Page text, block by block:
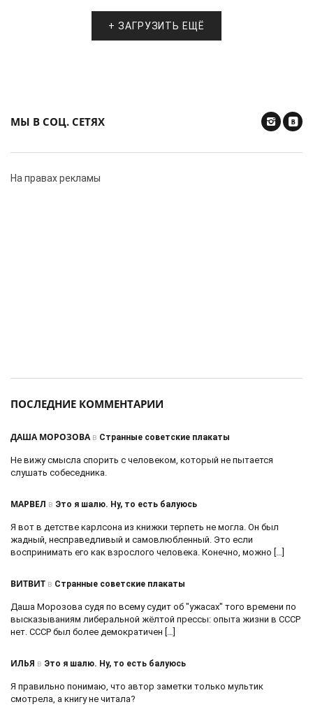
+ ЗАГРУЗИТЬ ЕЩЁ
МЫ В СОЦ. СЕТЯХ
На правах рекламы
ПОСЛЕДНИЕ КОММЕНТАРИИ
ДАША МОРОЗОВА в Странные советские плакаты
Не вижу смысла спорить с человеком, который не пытается
слушать собеседника.
МАРВЕЛ в Это я шалю. Ну, то есть балуюсь
Я вот в детстве карлсона из книжки терпеть не могла. Он был
жадный, несправедливый и самовлюбленный. Это если
воспринимать его как взрослого человека. Конечно, можно […]
ВИТВИТ в Странные советские плакаты
Даша Морозова судя по всему судит об "ужасах" того времени по
высказываниям либеральной жёлтой прессы: опыта жизни в СССР
нет. СССР был более демократичен […]
ИЛЬЯ в Это я шалю. Ну, то есть балуюсь
Я правильно понимаю, что автор заметки только мультик
смотрела, а книгу не читала?